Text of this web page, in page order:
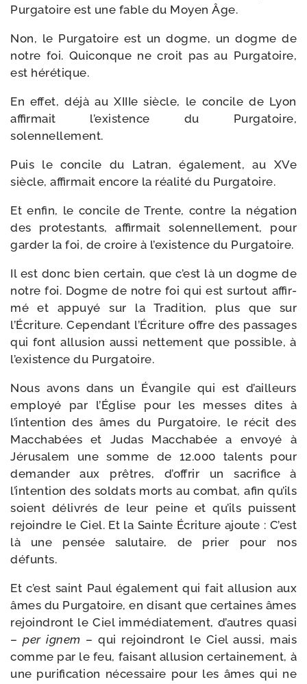
Purgatoire est une fable du Moyen Âge.
Non, le Purgatoire est un dogme, un dogme de
notre foi. Quiconque ne croit pas au Purgatoire,
est hérétique.
En effet, déjà au XIIIe siècle, le concile de Lyon
affir­mait l’existence du Purgatoire,
solennellement.
Puis le concile du Latran, éga­le­ment, au XVe
siècle, affir­mait encore la réa­li­té du Purgatoire.
Et enfin, le concile de Trente, contre la néga­tion
des pro­tes­tants, affir­mait solen­nel­le­ment, pour
gar­der la foi, de croire à l’existence du Purgatoire.
Il est donc bien cer­tain, que c’est là un dogme de
notre foi. Dogme de notre foi qui est sur­tout affir­
mé et appuyé sur la Tradition, plus que sur
l’Écriture. Cependant l’Écriture offre des pas­sages
qui font allu­sion aus­si net­te­ment que pos­sible, à
l’existence du Purgatoire.
Nous avons dans un Évangile qui est d’ailleurs
employé par l’Église pour les messes dites à
l’intention des âmes du Purgatoire, le récit des
Macchabées et Judas Macchabée a envoyé à
Jérusalem une somme de 12.000 talents pour
deman­der aux prêtres, d’offrir un sacri­fice à
l’intention des sol­dats morts au com­bat, afin qu’ils
soient déli­vrés de leur peine et qu’ils puissent
rejoindre le Ciel. Et la Sainte Écriture ajoute : C’est
là une pen­sée salu­taire, de prier pour nos
défunts.
Et c’est saint Paul éga­le­ment qui fait allu­sion aux
âmes du Purgatoire, en disant que cer­taines âmes
rejoin­dront le Ciel immé­dia­te­ment, d’autres qua­si
–per ignem – qui rejoin­dront le Ciel aus­si, mais
comme par le feu, fai­sant allu­sion cer­tai­ne­ment, à
une puri­fi­ca­tion néces­saire pour les âmes qui ne